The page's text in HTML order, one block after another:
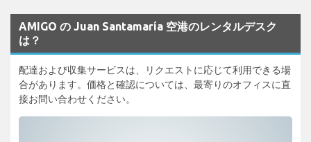
AMIGO の Juan Santamaría 空港のレンタルデスク
は？
配達および収集サービスは、リクエストに応じて利用できる場
合があります。価格と確認については、最寄りのオフィスに直
接お問い合わせください。